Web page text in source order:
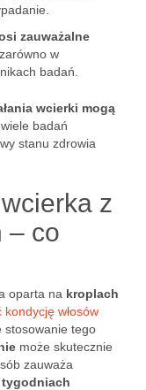
zauważalne
w
badań.
wcierki mogą
badań
stanu zdrowia
z
– co
oparta na kroplach
kondycję włosów
stosowanie tego
może skutecznie
zauważa